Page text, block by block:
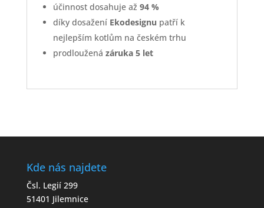
účinnost dosahuje až 94 %
díky dosažení Ekodesignu patří k
nejlepším kotlům na českém trhu
prodloužená záruka 5 let
Kde nás najdete
Čsl. Legií 299
51401 Jilemnice